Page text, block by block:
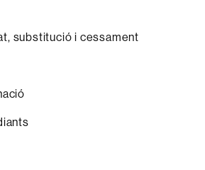
substitució i cessament